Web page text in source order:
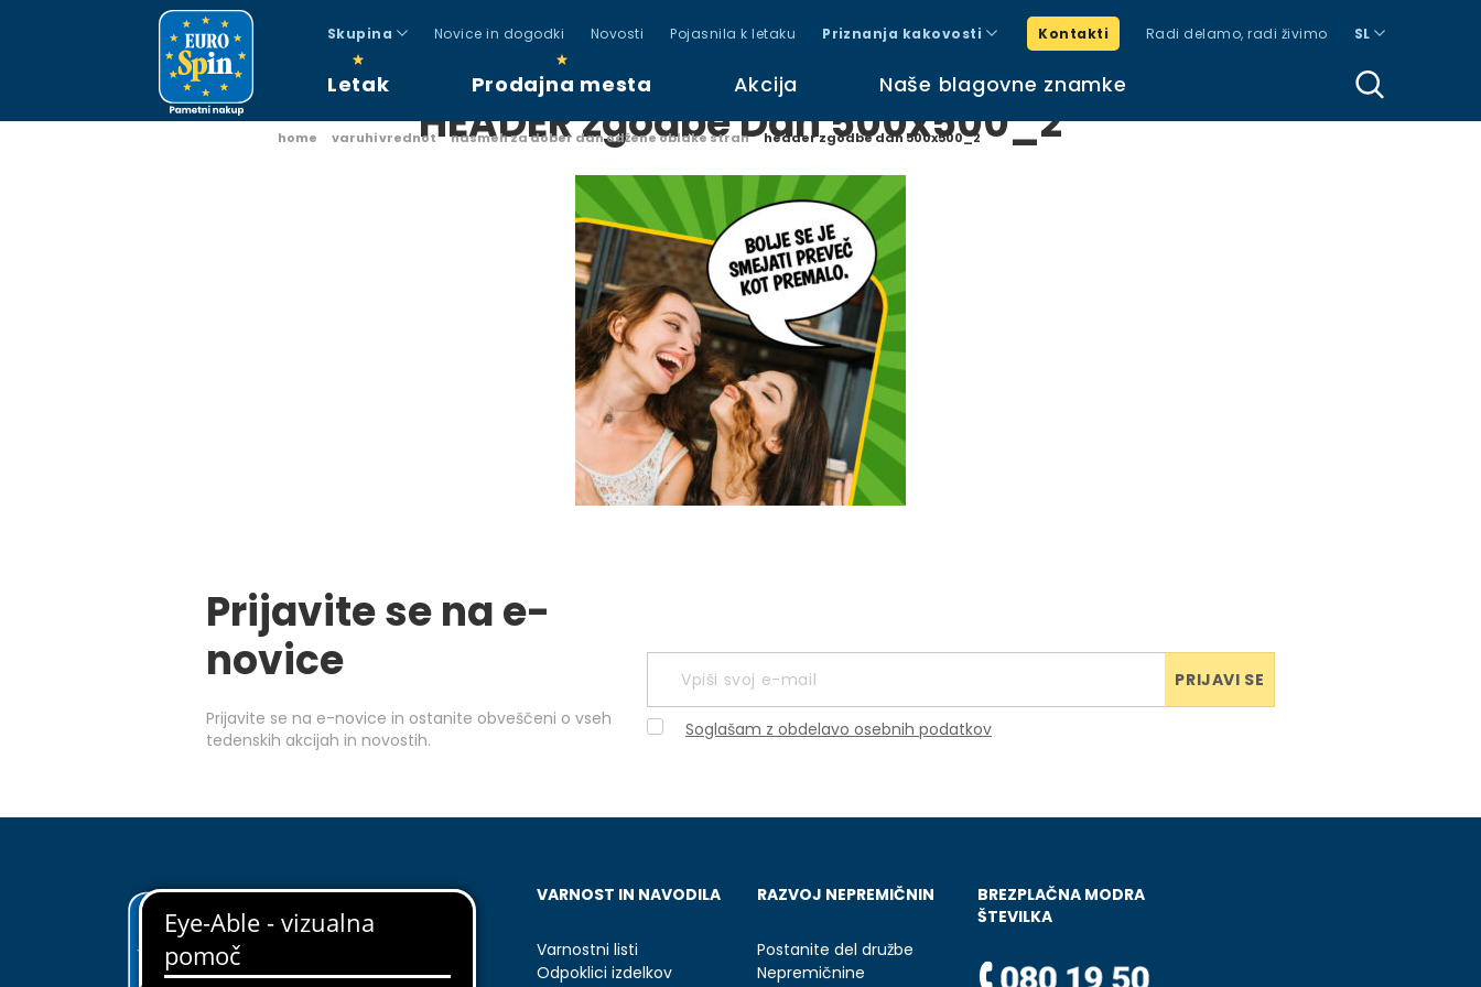
Skupina Novice in dogodki Novosti Pojasnila k letaku Priznanja kakovosti Kontakti Radi delamo, radi živimo SL
Letak Prodajna mesta Akcija Naše blagovne znamke
home varuhi vrednot nasmeh za dober dan odžene oblake stran header zgodbe dan 500x500_2
HEADER zgodbe Dan 500x500_2
Prijavite se na e-
novice
Prijavite se na e-novice in ostanite obveščeni o vseh
tedenskih akcijah in novostih.
PRIJAVI SE
Soglašam z obdelavo osebnih podatkov
ODKRIJ EUROSPIN
Upravljanje
VARNOST IN NAVODILA
Varnostni listi
Odpoklici izdelkov
RAZVOJ NEPREMIČNIN
Postanite del družbe
Nepremičnine
BREZPLAČNA MODRA
ŠTEVILKA